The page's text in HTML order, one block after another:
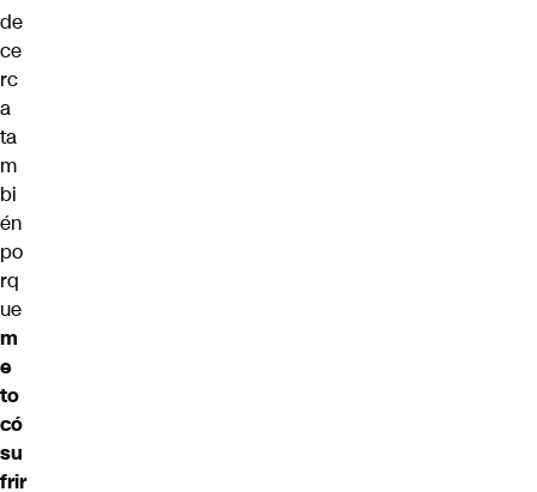
de
ce
rc
a
ta
m
bi
én
po
rq
ue
m
e
to
có
su
frir